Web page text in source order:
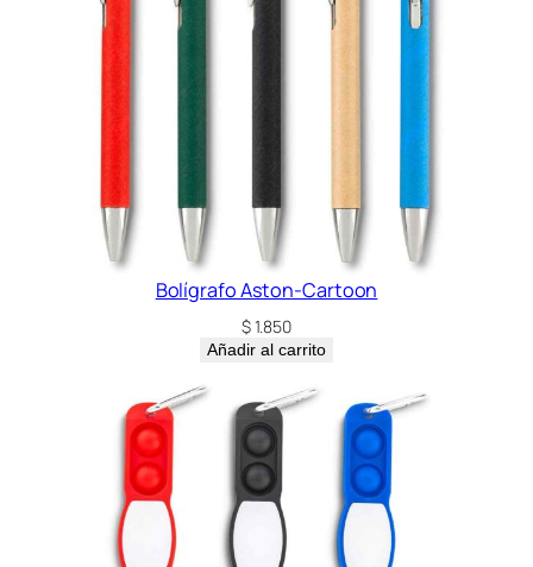
Bolígrafo Aston-Cartoon
$1.850
Añadir al carrito